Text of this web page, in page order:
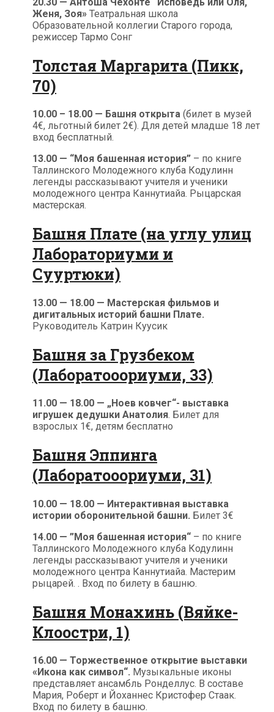
Женя, Зоя» Театральная школа
Образовательной коллегии Старого города,
режиссер Тармо Сонг
Толстая Маргарита (Пикк,
70)
10.00 – 18.00 — Башня открыта (билет в музей
4€, льготный билет 2€). Для детей младше 18 лет
вход бесплатный.
13.00 — “Моя башенная история” – по книге
Таллинского Молодежного клуба Кодулинн
легенды рассказывают учителя и ученики
молодежного центра Каннутиайа. Рыцарская
мастерская.
Башня Плате (на углу улиц
Лабораториуми и
Сууртюки)
13.00 — 18.00 — Мастерская фильмов и
дигитальных историй башни Плате.
Руководитель Катрин Куусик
Башня за Грузбеком
(Лаборатооориуми, 33)
11.00 — 18.00 — „Ноев ковчег“- выставка
игрушек дедушки Анатолия. Билет для
взрослых 1€, детям бесплатно
Башня Эппинга
(Лаборатооориуми, 31)
10.00 — 18.00 — Интерактивная выставка
истории оборонительной башни. Билет 3€
14.00 — ”Моя башенная история“ – по книге
Таллинского Молодежного клуба Кодулинн
легенды рассказывают учителя и ученики
молодежного центра Каннутиайа. Мастерим
рыцарей. . Вход по билету в башню.
Башня Монахинь (Вяйке-
Клоостри, 1)
16.00 — Торжественное открытие выставки
«Икона как символ“. Музыкальные иконы
представляет ансамбль Ронделлус. В составе
Мария, Роберт и Йоханнес Кристофер Стаак.
Вход по билету в башню.